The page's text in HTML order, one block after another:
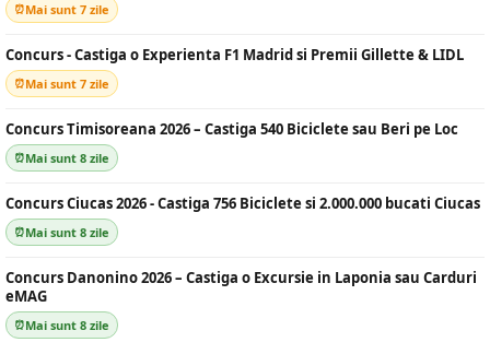
Mai sunt 7 zile
Concurs - Castiga o Experienta F1 Madrid si Premii Gillette & LIDL
Mai sunt 7 zile
Concurs Timisoreana 2026 – Castiga 540 Biciclete sau Beri pe Loc
Mai sunt 8 zile
Concurs Ciucas 2026 - Castiga 756 Biciclete si 2.000.000 bucati Ciucas
Mai sunt 8 zile
Concurs Danonino 2026 – Castiga o Excursie in Laponia sau Carduri
eMAG
Mai sunt 8 zile